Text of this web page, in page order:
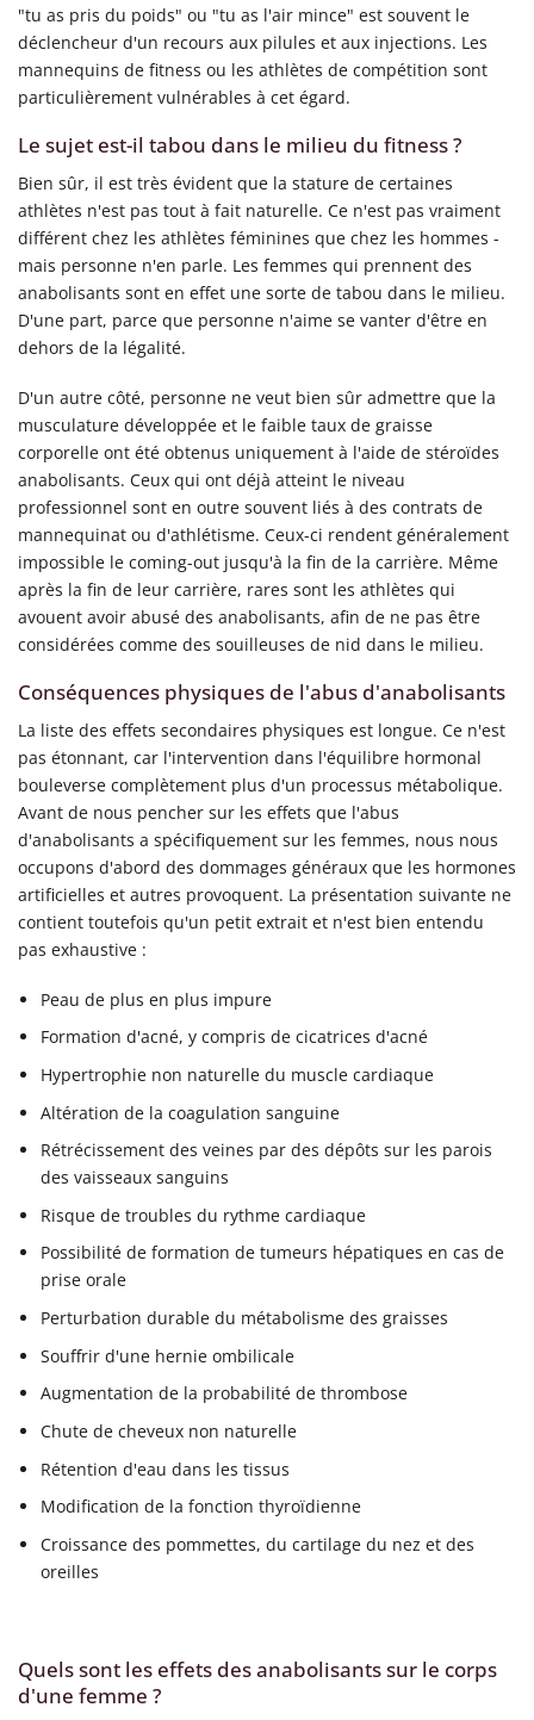
"tu as pris du poids" ou "tu as l'air mince" est souvent le
déclencheur d'un recours aux pilules et aux injections. Les
mannequins de fitness ou les athlètes de compétition sont
particulièrement vulnérables à cet égard.
Le sujet est-il tabou dans le milieu du fitness ?
Bien sûr, il est très évident que la stature de certaines
athlètes n'est pas tout à fait naturelle. Ce n'est pas vraiment
différent chez les athlètes féminines que chez les hommes -
mais personne n'en parle. Les femmes qui prennent des
anabolisants sont en effet une sorte de tabou dans le milieu.
D'une part, parce que personne n'aime se vanter d'être en
dehors de la légalité.
D'un autre côté, personne ne veut bien sûr admettre que la
musculature développée et le faible taux de graisse
corporelle ont été obtenus uniquement à l'aide de stéroïdes
anabolisants. Ceux qui ont déjà atteint le niveau
professionnel sont en outre souvent liés à des contrats de
mannequinat ou d'athlétisme. Ceux-ci rendent généralement
impossible le coming-out jusqu'à la fin de la carrière. Même
après la fin de leur carrière, rares sont les athlètes qui
avouent avoir abusé des anabolisants, afin de ne pas être
considérées comme des souilleuses de nid dans le milieu.
Conséquences physiques de l'abus d'anabolisants
La liste des effets secondaires physiques est longue. Ce n'est
pas étonnant, car l'intervention dans l'équilibre hormonal
bouleverse complètement plus d'un processus métabolique.
Avant de nous pencher sur les effets que l'abus
d'anabolisants a spécifiquement sur les femmes, nous nous
occupons d'abord des dommages généraux que les hormones
artificielles et autres provoquent. La présentation suivante ne
contient toutefois qu'un petit extrait et n'est bien entendu
pas exhaustive :
Peau de plus en plus impure
Formation d'acné, y compris de cicatrices d'acné
Hypertrophie non naturelle du muscle cardiaque
Altération de la coagulation sanguine
Rétrécissement des veines par des dépôts sur les parois
des vaisseaux sanguins
Risque de troubles du rythme cardiaque
Possibilité de formation de tumeurs hépatiques en cas de
prise orale
Perturbation durable du métabolisme des graisses
Souffrir d'une hernie ombilicale
Augmentation de la probabilité de thrombose
Chute de cheveux non naturelle
Rétention d'eau dans les tissus
Modification de la fonction thyroïdienne
Croissance des pommettes, du cartilage du nez et des
oreilles
Quels sont les effets des anabolisants sur le corps
d'une femme ?